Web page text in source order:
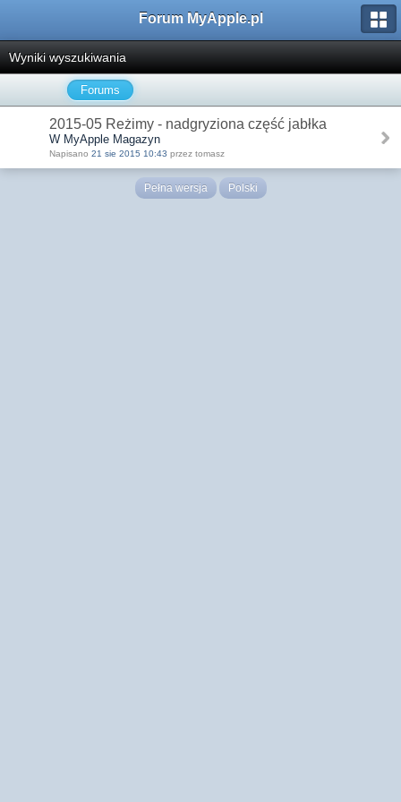
Forum MyApple.pl
Wyniki wyszukiwania
Forums
2015-05 Reżimy - nadgryziona część jabłka
W MyApple Magazyn
Napisano 21 sie 2015 10:43 przez tomasz
Pełna wersja Polski